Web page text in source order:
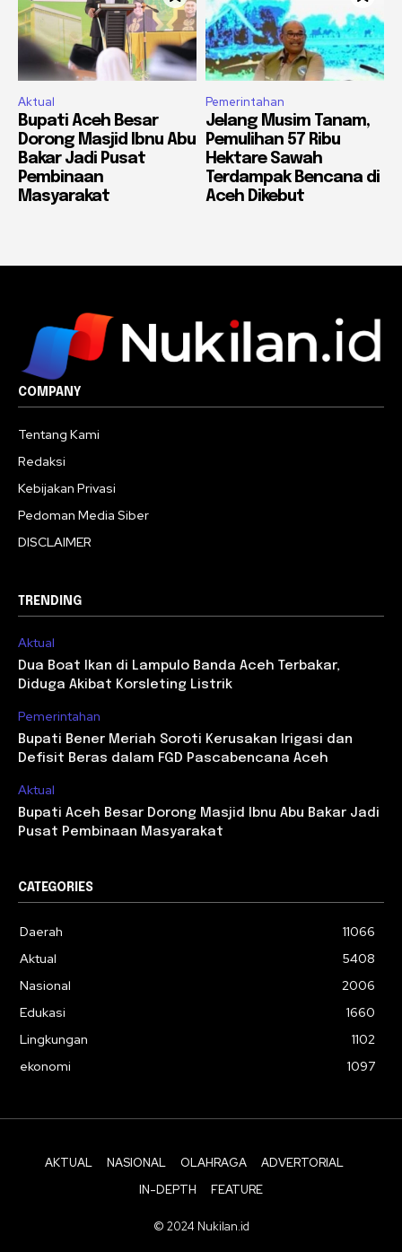
Aktual
Bupati Aceh Besar
Dorong Masjid Ibnu Abu
Bakar Jadi Pusat
Pembinaan
Masyarakat
Pemerintahan
Jelang Musim Tanam,
Pemulihan 57 Ribu
Hektare Sawah
Terdampak Bencana di
Aceh Dikebut
COMPANY
Tentang Kami
Redaksi
Kebijakan Privasi
Pedoman Media Siber
DISCLAIMER
TRENDING
Aktual
Dua Boat Ikan di Lampulo Banda Aceh Terbakar,
Diduga Akibat Korsleting Listrik
Pemerintahan
Bupati Bener Meriah Soroti Kerusakan Irigasi dan
Defisit Beras dalam FGD Pascabencana Aceh
Aktual
Bupati Aceh Besar Dorong Masjid Ibnu Abu Bakar Jadi
Pusat Pembinaan Masyarakat
CATEGORIES
Daerah
11066
Aktual
5408
Nasional
2006
Edukasi
1660
Lingkungan
1102
ekonomi
1097
AKTUAL NASIONAL OLAHRAGA
ADVERTORIAL
IN-DEPTH
FEATURE
© 2024 Nukilan.id